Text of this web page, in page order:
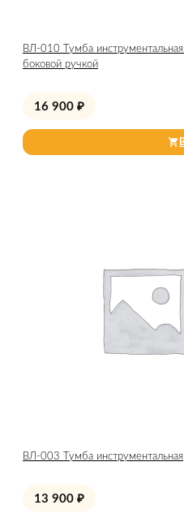
ВЛ-010 Тумба
боковой ручкой
16 900 ₽
ВЛ-003 Тумба инструментальная
13 900 ₽